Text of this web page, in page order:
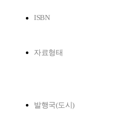
ISBN
자료형태
발행국(도시)